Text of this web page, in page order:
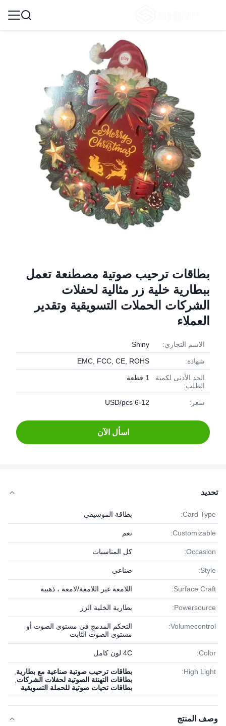
بطاقات ترحيب صوتية مصطنعة تعمل
ببطارية خلية زر مثالية لحفلات
الشركات الحملات التسويقية وتقدير
العملاء
الاسم التجاري: Shiny
شهادة: EMC, FCC, CE, ROHS
الحد الأدنى لكمية
الطلب:
1 قطعة
سعر: 6-12 USD/pcs
اسأل الآن
تحديد
Card Type: بطاقة الموسيقى
Customizable: نعم
Occasion: كل المناسبات
Style: صناعي
Surface Craft: اللامعة غير اللامعة/لامعة ، ذهبية
Powersource: بطارية الخلية الزر
Volumecontrol:
التحكم المدمج في مستوى الصوت أو
مستوى الصوت الثابت
Color: 4C لون كامل
High Light: بطاقات ترحيب صوتية صناعية مع بطارية
بطاقات التهنئة الصوتية لحفلات الشركات
بطاقات تحيات صوتية للحملة التسويقية
وصف المنتج